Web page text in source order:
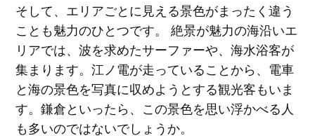
そして、エリアごとに見える景色がまったく違う
ことも魅力のひとつです。 絶景が魅力の海沿いエ
リアでは、波を求めたサーファーや、海水浴客が
集まります。江ノ電が走っていることから、電車
と海の景色を写真に収めようとする観光客もいま
す。鎌倉といったら、この景色を思い浮かべる人
も多いのではないでしょうか。